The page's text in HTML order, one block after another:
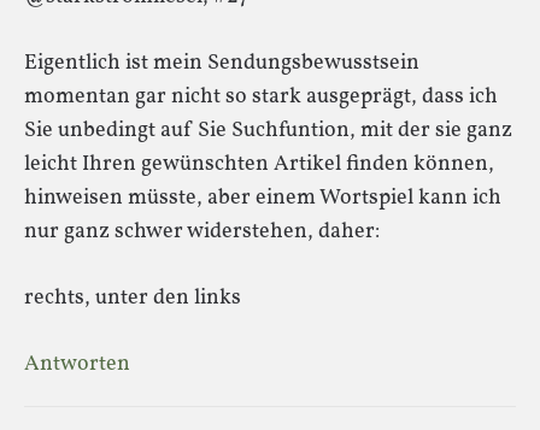
Eigentlich ist mein Sendungsbewusstsein
momentan gar nicht so stark ausgeprägt, dass ich
Sie unbedingt auf Sie Suchfuntion, mit der sie ganz
leicht Ihren gewünschten Artikel finden können,
hinweisen müsste, aber einem Wortspiel kann ich
nur ganz schwer widerstehen, daher:
rechts, unter den links
Antworten